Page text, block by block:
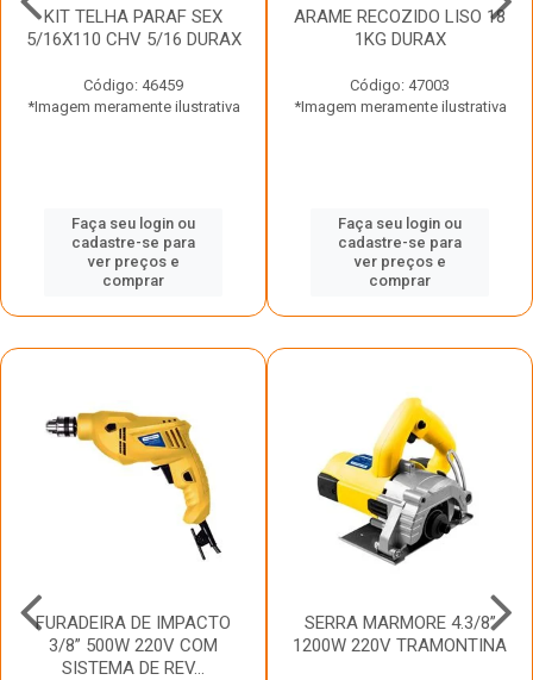
KIT TELHA PARAF SEX
5/16X110 CHV 5/16 DURAX
Código: 46459
*Imagem meramente ilustrativa
Faça seu login ou
cadastre-se para
ver preços e
comprar
ARAME RECOZIDO LISO 18
1KG DURAX
Código: 47003
*Imagem meramente ilustrativa
Faça seu login ou
cadastre-se para
ver preços e
comprar
FURADEIRA DE IMPACTO
3/8” 500W 220V COM
SISTEMA DE REV...
SERRA MARMORE 4.3/8”
1200W 220V TRAMONTINA